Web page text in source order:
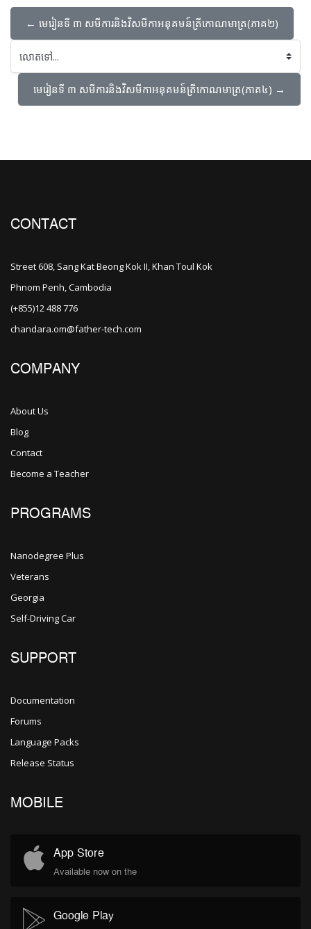
← មេរៀនទី ៣ សមីការនិងវិសមីកាអនុគមន៍ត្រីកោណមាត្រ(ភាគ២)
លោតទៅ...
មេរៀនទី ៣ សមីការនិងវិសមីកាអនុគមន៍ត្រីកោណមាត្រ(ភាគ៤) →
CONTACT
Street 608, Sang Kat Beong Kok II, Khan Toul Kok
Phnom Penh, Cambodia
(+855)12 488 776
chandara.om@father-tech.com
COMPANY
About Us
Blog
Contact
Become a Teacher
PROGRAMS
Nanodegree Plus
Veterans
Georgia
Self-Driving Car
SUPPORT
Documentation
Forums
Language Packs
Release Status
MOBILE
App Store
Available now on the
Google Play